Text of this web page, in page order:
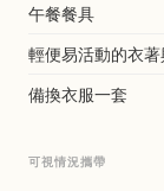
午餐餐具
輕便易活動的衣
備換衣服一套
可視情況攜帶